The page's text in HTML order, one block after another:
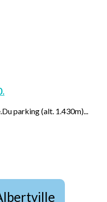
parking (alt. 1.430m)...